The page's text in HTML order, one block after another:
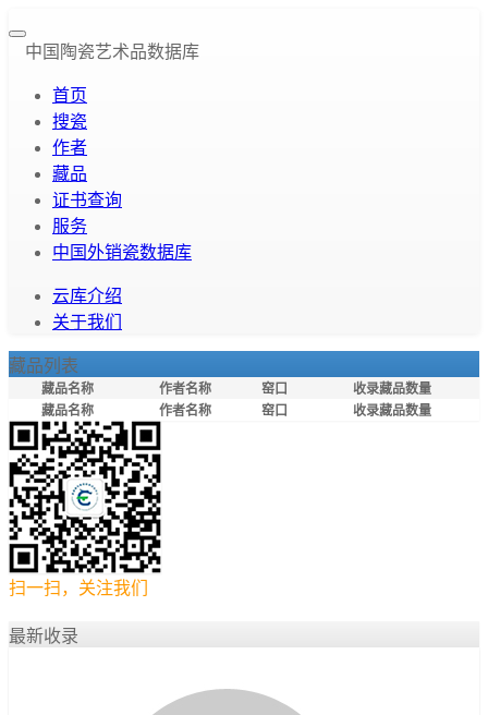
中国陶瓷艺术品数据库
首页
搜瓷
作者
藏品
证书查询
服务
中国外销瓷数据库
云库介绍
关于我们
藏品列表
藏品名称 作者名称 窑口
收录藏品数量
藏品名称
作者名称 窑口 收录藏品数量
扫一扫，关注我们
最新收录